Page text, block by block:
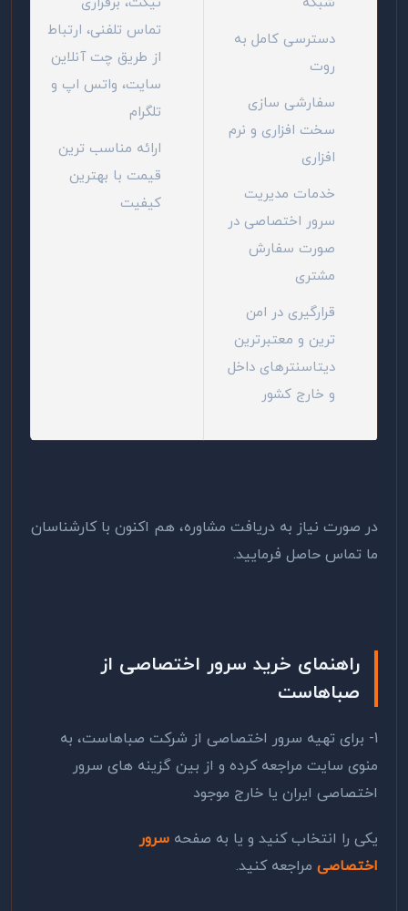
دسترسی کامل به
روت
سفارشی سازی
سخت افزاری و نرم
افزاری
خدمات مدیریت
سرور اختصاصی در
صورت سفارش
مشتری
قرارگیری در امن
ترین و معتبرترین
دیتاسنترهای داخل
و خارج کشور
تماس تلفنی، ارتباط
از طریق چت آنلاین
سایت، واتس اپ و
تلگرام
ارائه مناسب ترین
قیمت با بهترین
کیفیت
در صورت نیاز به دریافت مشاوره، هم اکنون با کارشناسان
ما تماس حاصل فرمایید.
راهنمای خرید سرور اختصاصی از
صباهاست
1- برای تهیه سرور اختصاصی از شرکت صباهاست، به
منوی سایت مراجعه کرده و از بین گزینه های سرور
اختصاصی ایران یا خارج موجود
یکی را انتخاب کنید و یا به صفحه سرور
اختصاصی مراجعه کنید.